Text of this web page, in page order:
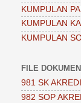
KUMPULAN
KUMPULAN
KUMPULAN
FILE
981 SK
982 SOP